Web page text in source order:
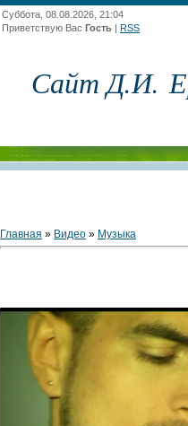
Суббота, 08.08.2026, 21:04
Приветствую Вас Гость | RSS
Сайт Д.И.
Главная » Видео » Музыка